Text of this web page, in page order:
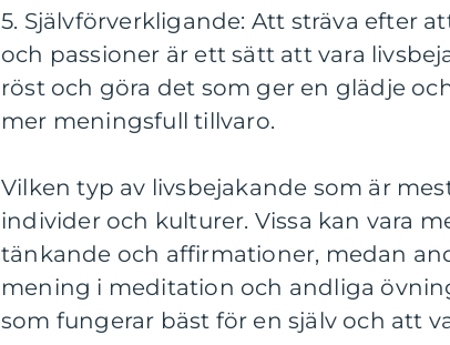
5. Självförverkligande: Att sträva efter
och passioner är ett sätt att vara
röst och göra det som ger en glädje
mer meningsfull tillvaro.
Vilken typ av livsbejakande som är
individer och kulturer. Vissa kan vara
tänkande och affirmationer, medan
mening i meditation och andliga
som fungerar bäst för en själv och att